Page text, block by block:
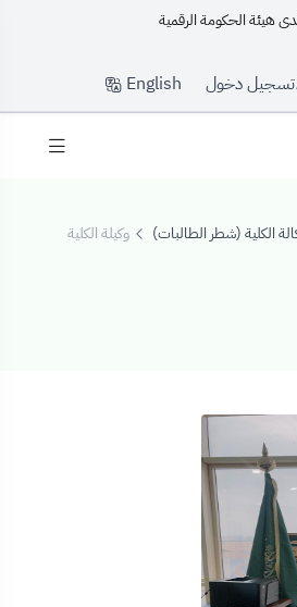
الحكومة الرقمية
تسجيل دخول English
الكلية (شطر الطالبات) وكيلة الكلية